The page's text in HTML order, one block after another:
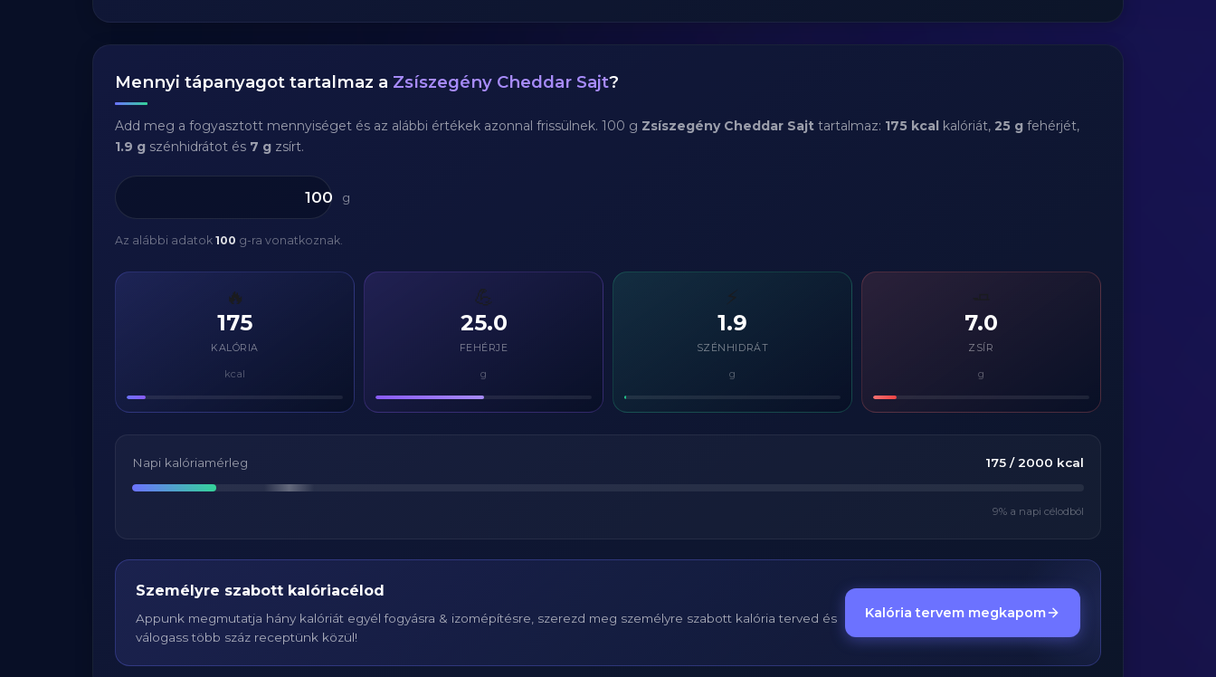
Mennyi tápanyagot tartalmaz a Zsíszegény Cheddar Sajt?
Add meg a fogyasztott mennyiséget és az alábbi értékek azonnal frissülnek. 100 g Zsíszegény Cheddar Sajt tartalmaz: 175 kcal kalóriát, 25 g fehérjét,
1.9 g szénhidrátot és 7 g zsírt.
g
Az alábbi adatok 100 g-ra vonatkoznak.
🔥
175
KALÓRIA
kcal
💪
25.0
FEHÉRJE
g
⚡
1.9
SZÉNHIDRÁT
g
7.0
ZSÍR
g
Napi kalóriamérleg 175 / 2000 kcal
9% a napi célodból
Személyre szabott kalóriacélod
Appunk megmutatja hány kalóriát egyél fogyásra & izomépítésre, szerezd meg személyre szabott kalória terved és
válogass több száz receptünk közül!
Kalória tervem megkapom